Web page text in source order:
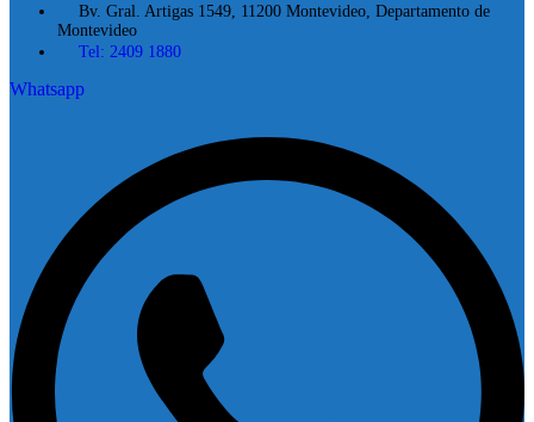
Bv. Gral. Artigas 1549, 11200 Montevideo, Departamento de
Montevideo
Tel: 2409 1880
Whatsapp